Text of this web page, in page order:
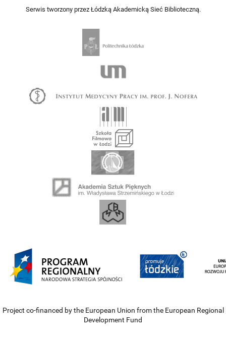
Serwis tworzony przez Łódzką Akademicką Sieć Biblioteczną.
Project co-financed by the European Union from the European Regional
Development Fund